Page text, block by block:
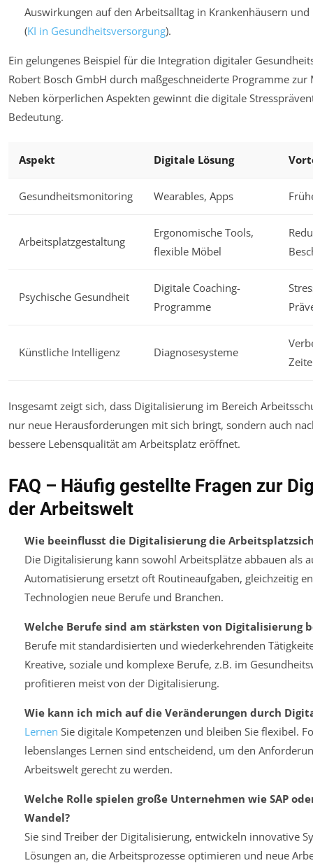
Auswirkungen auf den Arbeitsalltag in Krankenhäusern
(KI in Gesundheitsversorgung).
Ein gelungenes Beispiel für die Integration digitaler
Robert Bosch GmbH durch maßgeschneiderte Programme
Neben körperlichen Aspekten gewinnt die digitale
Bedeutung.
Aspekt Digitale Lösung
Gesundheitsmonitoring Wearables, Apps
Arbeitsplatzgestaltung
Ergonomische Tools,
flexible Möbel
Psychische Gesundheit
Digitale Coaching-
Programme
Künstliche Intelligenz Diagnosesysteme
Insgesamt zeigt sich, dass Digitalisierung im Bereich
nur neue Herausforderungen mit sich bringt, sondern auch
bessere Lebensqualität am Arbeitsplatz eröffnet.
FAQ – Häufig gestellte Fragen zur
der Arbeitswelt
Wie beeinflusst die Digitalisierung die
Die Digitalisierung kann sowohl Arbeitsplätze abbauen als
Automatisierung ersetzt oft Routineaufgaben, gleichzeitig
Technologien neue Berufe und Branchen.
Welche Berufe sind am stärksten von Digitalisierung
Berufe mit standardisierten und wiederkehrenden
Kreative, soziale und komplexe Berufe, z.B. im
profitieren meist von der Digitalisierung.
Wie kann ich mich auf die Veränderungen durch
Lernen Sie digitale Kompetenzen und bleiben Sie flexibel.
lebenslanges Lernen sind entscheidend, um den
Arbeitswelt gerecht zu werden.
Welche Rolle spielen große Unternehmen wie SAP
Wandel?
Sie sind Treiber der Digitalisierung, entwickeln innovative
Lösungen an, die Arbeitsprozesse optimieren und neue